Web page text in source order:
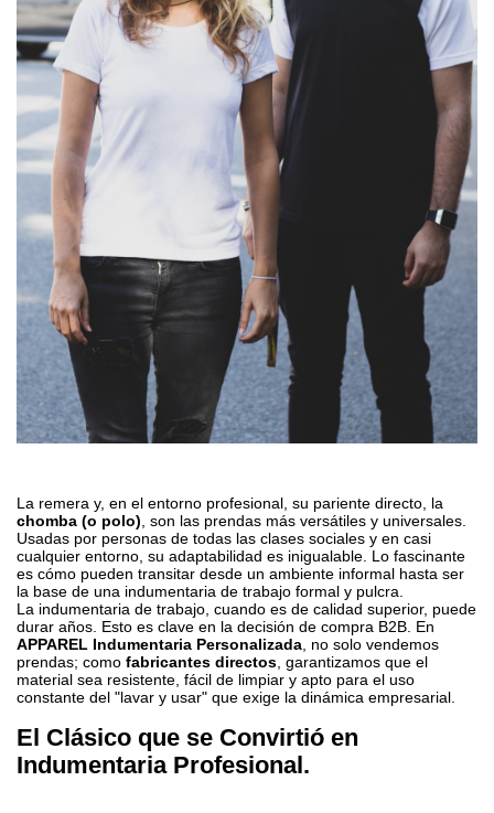
La remera y, en el entorno profesional, su pariente directo, la
chomba (o polo), son las prendas más versátiles y universales.
Usadas por personas de todas las clases sociales y en casi
cualquier entorno, su adaptabilidad es inigualable. Lo fascinante
es cómo pueden transitar desde un ambiente informal hasta ser
la base de una indumentaria de trabajo formal y pulcra.
La indumentaria de trabajo, cuando es de calidad superior, puede
durar años. Esto es clave en la decisión de compra B2B. En
APPAREL Indumentaria Personalizada, no solo vendemos
prendas; como fabricantes directos, garantizamos que el
material sea resistente, fácil de limpiar y apto para el uso
constante del "lavar y usar" que exige la dinámica empresarial.
El Clásico que se Convirtió en
Indumentaria Profesional.